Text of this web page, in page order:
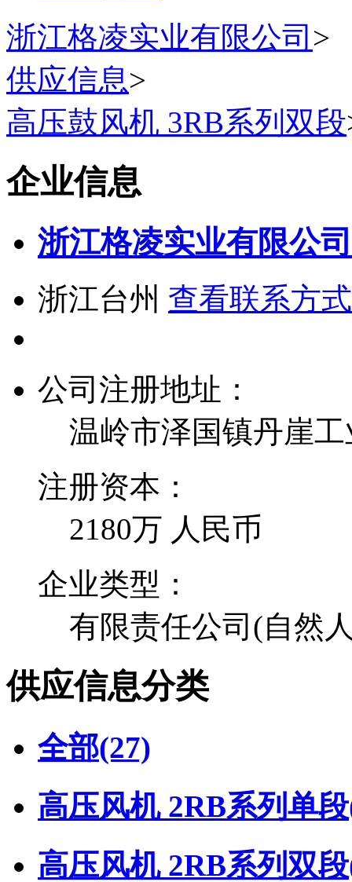
浙江格凌实业有限公司 >
供应信息>
高压鼓风机 3RB系列双段
企业信息
浙江格凌实业有限公司
浙江台州 查看联系方式
公司注册地址：
温岭市泽国镇丹崖
注册资本：
2180万 人民币
企业类型：
有限责任公司(自然
供应信息分类
全部(27)
高压风机 2RB系列单段
高压风机 2RB系列双段